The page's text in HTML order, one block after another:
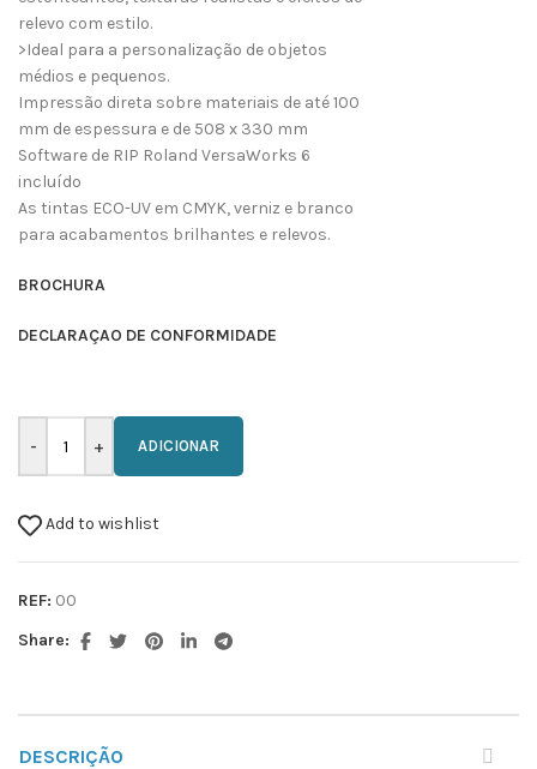
relevo com estilo.
>Ideal para a personalização de objetos
médios e pequenos.
Impressão direta sobre materiais de até 100
mm de espessura e de 508 x 330 mm
Software de RIP Roland VersaWorks 6
incluído
As tintas ECO-UV em CMYK, verniz e branco
para acabamentos brilhantes e relevos.
BROCHURA
DECLARAÇAO DE CONFORMIDADE
ADICIONAR
Add to wishlist
REF: 00
Share:
DESCRIÇÃO